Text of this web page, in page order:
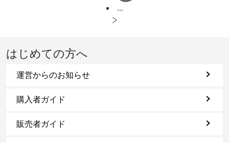
...
はじめての方へ
運営からのお知らせ
購入者ガイド
販売者ガイド